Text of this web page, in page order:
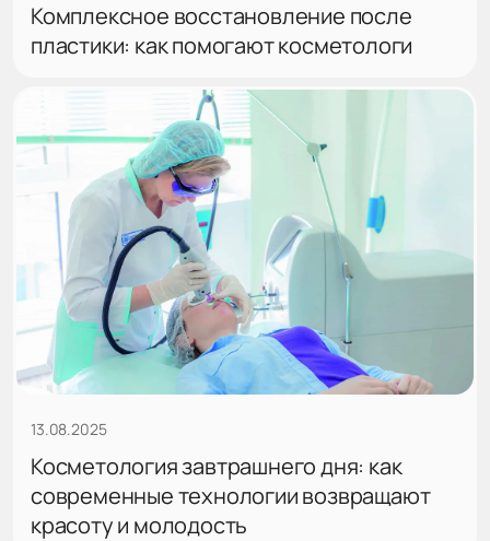
Комплексное восстановление после
пластики: как помогают косметологи
13.08.2025
Косметология завтрашнего дня: как
современные технологии возвращают
красоту и молодость